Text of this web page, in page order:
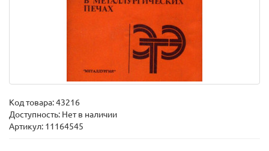
Код товара:43216
Доступность: Нет в наличии
Артикул: 11164545